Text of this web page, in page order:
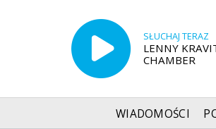
SŁUCHAJ TERAZ
LENNY
CHAMBER
WIADOMOŚCI